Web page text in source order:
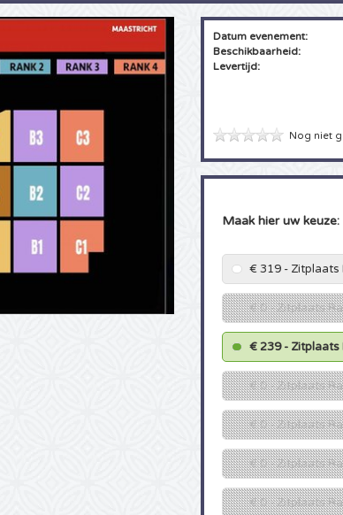
Datum evenement:
Beschikbaarheid:
Levertijd:
Nog niet
Maak hier uw keuze:
€ 319 - Zitplaats
€ 0 - Zitplaats
€ 239 -
€ 0 - Zitplaats
€ 0 - Zitplaats
€ 0 - Zitplaats
€ 0 - Zitplaats